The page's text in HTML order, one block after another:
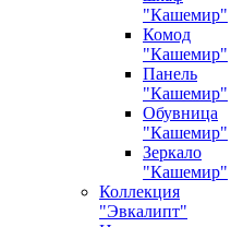
"Кашемир"
Комод
"Кашемир"
Панель
"Кашемир"
Обувница
"Кашемир"
Зеркало
"Кашемир"
Коллекция
"Эвкалипт"